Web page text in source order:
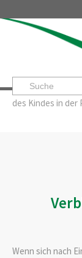
Startseite»
des Kindes in der
Leben & Erleben
Wenn sich nach